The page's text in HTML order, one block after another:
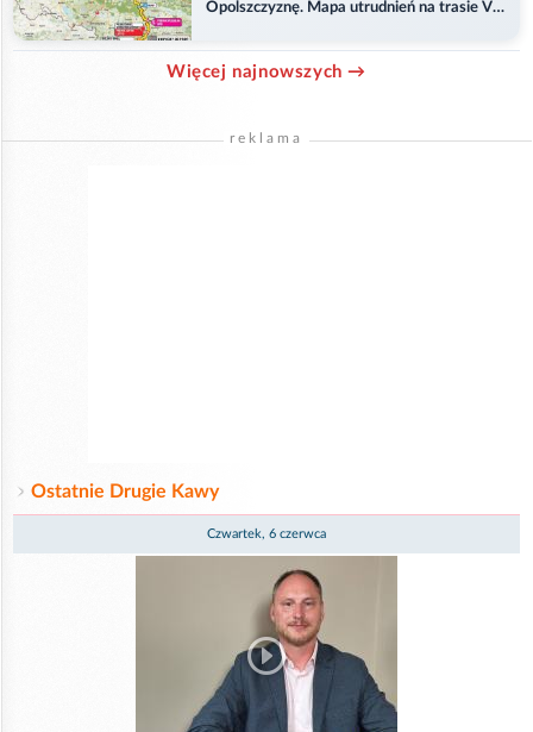
Opolszczyznę. Mapa utrudnień na trasie V
Więcej najnowszych →
reklama
Ostatnie Drugie Kawy
Czwartek, 6 czerwca